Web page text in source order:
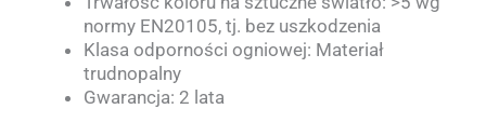
normy EN20105, tj. bez uszkodzenia
Klasa odporności ogniowej: Materiał
trudnopalny
Gwarancja: 2 lata